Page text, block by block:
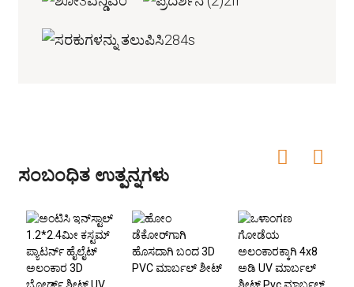
ಸಂಬಂಧಿತ ಉತ್ಪನ್ನಗಳು